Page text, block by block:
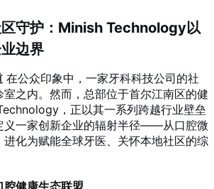
区守护：Minish Technology以
边界
在公众印象中，一家牙科科技公司的社
之内。然而，总部位于首尔江南区的健
，正以其一系列跨越行业壁垒
义一家创新企业的辐射半径——从口腔微
化为赋能全球牙医、关怀本地社区的综
健康生态联盟